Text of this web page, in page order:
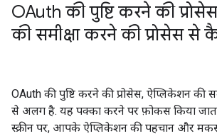
OAuth की पुष्टि करने की प्रोसेस
की समीक्षा करने की प्रोसेस
OAuth की पुष्टि करने की प्रोसेस, ऐप्लिकेशन की
से अलग है. यह पक्का करने पर फ़ोकस किया
स्क्रीन पर, आपके ऐप्लिकेशन की पहचान और